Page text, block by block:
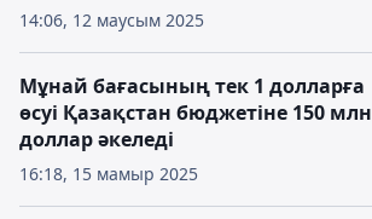
14:06, 12 маусым 2025
16:18, 15 мамыр 2025
Мұнай бағасының тек 1 долларға
өсуі Қазақстан бюджетіне 150 млн
доллар әкеледі